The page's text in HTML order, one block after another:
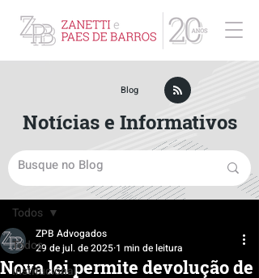
Post
Todos
Institucional
Todos
Nova lei permite devolução de
ZPB Advogados
29 de jul. de 2025 1 min de leitura
Blog
Notícias e Informativos